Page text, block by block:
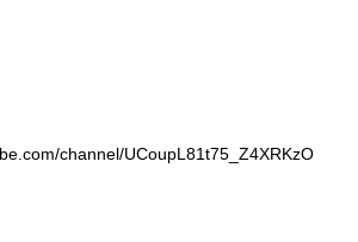
channel/UCoupL81t75_Z4XRKzO